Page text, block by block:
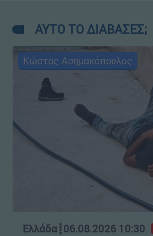
ΑΥΤΟ ΤΟ ΔΙΑΒΑΣΕΣ;
Κώστας Ασημακόπουλος
Ελλάδα┋06.08.2026 10:30